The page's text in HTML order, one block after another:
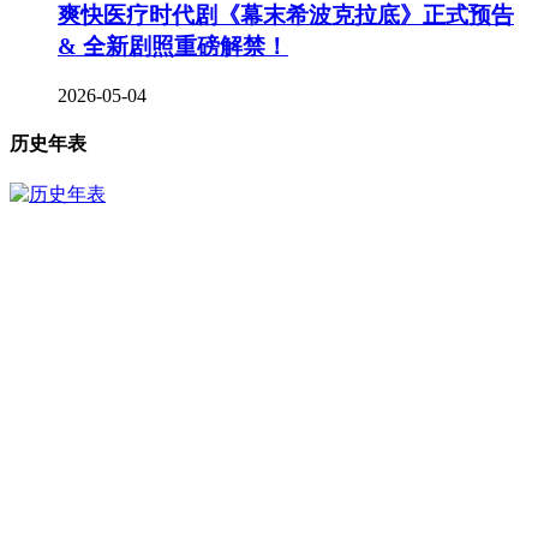
爽快医疗时代剧《幕末希波克拉底》正式预告
& 全新剧照重磅解禁！
2026-05-04
历史年表